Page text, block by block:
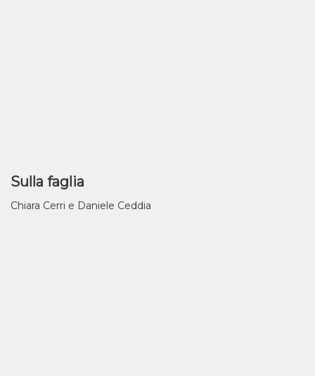
Sulla faglia
Chiara Cerri e Daniele Ceddia